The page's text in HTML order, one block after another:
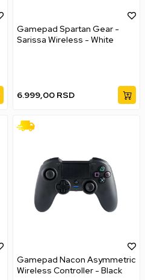
Gamepad Spartan Gear -
Sarissa Wireless - White
6.999,00 RSD
Gamepad Nacon Asymmetric
Wireless Controller - Black